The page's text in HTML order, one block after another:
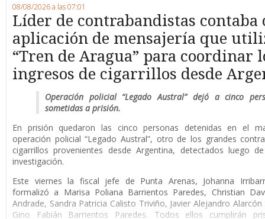
08/08/2026 a las 07:01
Líder de contrabandistas contaba
aplicación de mensajería que
“Tren de Aragua” para coordinar
ingresos de cigarrillos desde
Operación policial “Legado Austral” dejó a cinco
sometidas a prisión.
En prisión quedaron las cinco personas detenidas en el
operación policial “Legado Austral”, otro de los grandes
cigarrillos provenientes desde Argentina, detectados luego
investigación.
Este viernes la fiscal jefe de Punta Arenas, Johanna
formalizó a Marisa Poliana Barrientos Paredes, Christian
Andrade, Sandra Patricia Calisto Triviño, Javier Alejandro Alarcón
Gino Fabián Barrientos Paredes. Todos ellos cumplirán